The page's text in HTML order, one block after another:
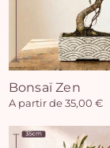
Bonsaï Zen
A partir de 35,00 €